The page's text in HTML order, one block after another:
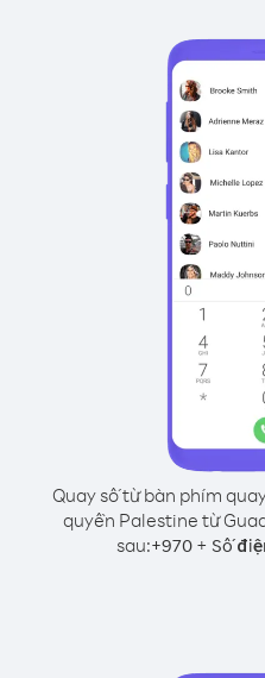
Quay số từ bàn phím
quyền Palestine từ
sau:+970+ Số